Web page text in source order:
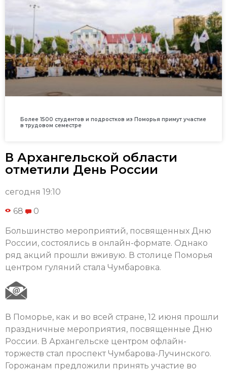
Более 1500 студентов и подростков из Поморья примут участие
в трудовом семестре
В Архангельской области
отметили День России
сегодня 19:10
68 0
Большинство мероприятий, посвященных Дню
России, состоялись в онлайн-формате. Однако
ряд акций прошли вживую. В столице Поморья
центром гуляний стала Чумбаровка.
В Поморье, как и во всей стране, 12 июня прошли
праздничные мероприятия, посвященные Дню
России. В Архангельске центром офлайн-
торжеств стал проспект Чумбарова-Лучинского.
Горожанам предложили принять участие во